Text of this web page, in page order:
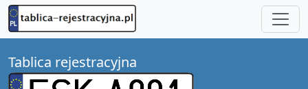
Tablica rejestracyjna